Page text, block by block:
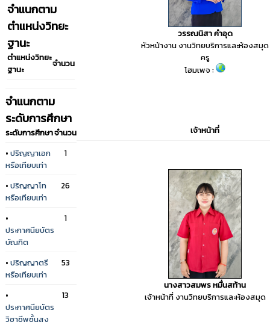
จำแนกตาม
ตำแหน่งวิทยะ
ฐานะ
ตำแหน่งวิทยะ
ฐานะ
จำนวน
จำแนกตาม
ระดับการศึกษา
ระดับการศึกษาจำนวน
• ปริญญาเอก
หรือเทียบเท่า
1
• ปริญญาโท
หรือเทียบเท่า
26
•
ประกาศนียบัตร
บัณฑิต
1
• ปริญญาตรี
หรือเทียบเท่า
53
•
ประกาศนียบัตร
วิชาชีพชั้นสูง
13
วรรณนิสา คำอุด
หัวหน้างาน งานวิทยบริการและห้องสมุด
ครู
โฮมเพจ :
เจ้าหน้าที่
นางสาวสมพร หมื่นสท้าน
เจ้าหน้าที่ งานวิทยบริการและห้องสมุด